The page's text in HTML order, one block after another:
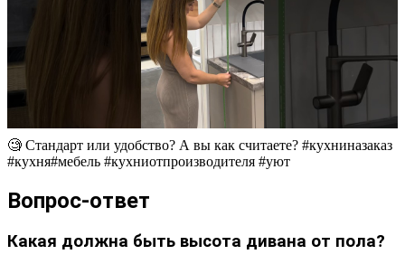
🧐 Стандарт или удобство? А вы как считаете? #кухниназаказ
#кухня#мебель #кухниотпроизводителя #уют
Вопрос-ответ
Какая должна быть высота дивана от пола?